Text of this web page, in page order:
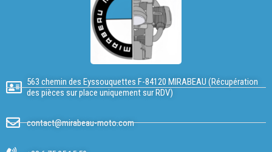
563 chemin des Eyssouquettes F-84120 MIRABEAU (Récupération
des pièces sur place uniquement sur RDV)
contact@mirabeau-moto.com